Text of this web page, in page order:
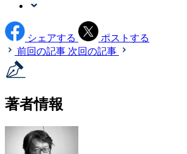
シェアする
ポストする
前回の記事 次回の記事
著者情報